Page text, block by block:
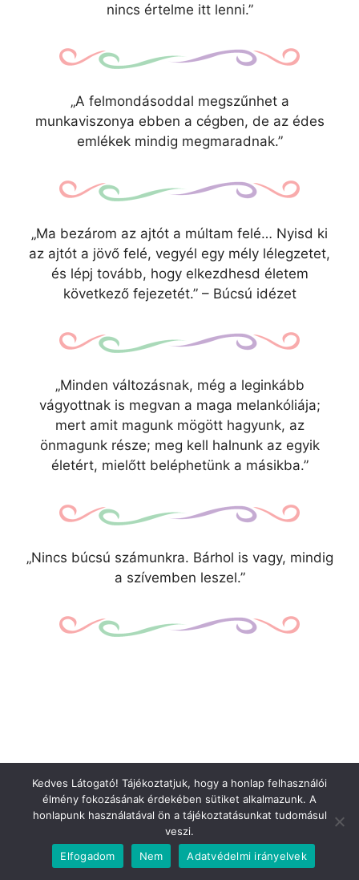
nincs értelme itt lenni.”
„A felmondásoddal megszűnhet a
munkaviszonya ebben a cégben, de az édes
emlékek mindig megmaradnak.”
„Ma bezárom az ajtót a múltam felé… Nyisd ki
az ajtót a jövő felé, vegyél egy mély lélegzetet,
és lépj tovább, hogy elkezdhesd életem
következő fejezetét.” – Búcsú idézet
„Minden változásnak, még a leginkább
vágyottnak is megvan a maga melankóliája;
mert amit magunk mögött hagyunk, az
önmagunk része; meg kell halnunk az egyik
életért, mielőtt beléphetünk a másikba.”
„Nincs búcsú számunkra. Bárhol is vagy, mindig
a szívemben leszel.”
Kedves Látogató! Tájékoztatjuk, hogy a honlap felhasználói
élmény fokozásának érdekében sütiket alkalmazunk. A
honlapunk használatával ön a tájékoztatásunkat tudomásul
veszi.
Elfogadom
Nem Adatvédelmi irányelvek